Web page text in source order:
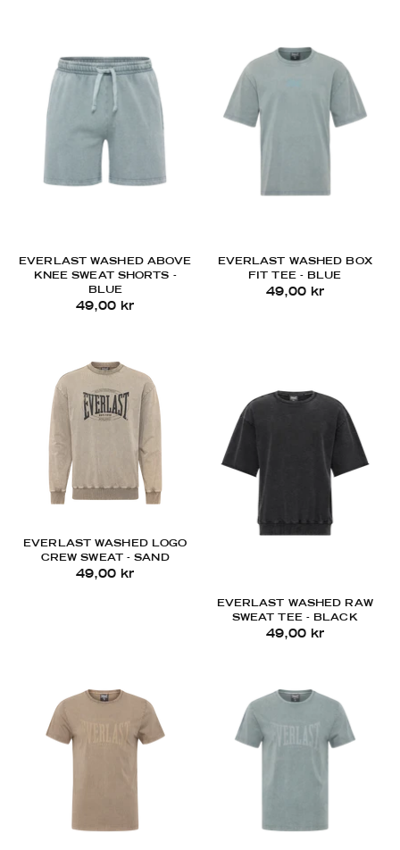
EVERLAST WASHED ABOVE
KNEE SWEAT SHORTS -
BLUE
49,00 kr
EVERLAST WASHED BOX
FIT TEE - BLUE
49,00 kr
EVERLAST WASHED LOGO
CREW SWEAT - SAND
49,00 kr
EVERLAST WASHED RAW
SWEAT TEE - BLACK
49,00 kr